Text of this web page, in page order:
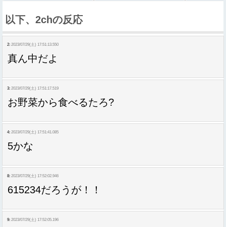
以下、2chの反応
2: 2023/07/29(土) 17:51:13.550
真ん中だよ
3: 2023/07/29(土) 17:51:17.519
お野菜から食べるたろ?
4: 2023/07/29(土) 17:51:41.085
5かな
8: 2023/07/29(土) 17:52:02.946
615234だろうが！！
9: 2023/07/29(土) 17:52:05.196